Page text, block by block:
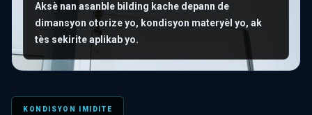
Aksè nan asanble bilding kache depann de
dimansyon otorize yo, kondisyon materyèl yo, ak
tès sekirite aplikab yo.
KONDISYON IMIDITE